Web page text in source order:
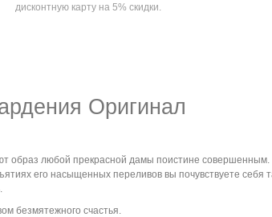
дисконтную карту на 5% скидки.
Оригинал
образ любой прекрасной дамы поистине совершенным.
его насыщенных переливов вы почувствуете себя
безмятежного счастья.